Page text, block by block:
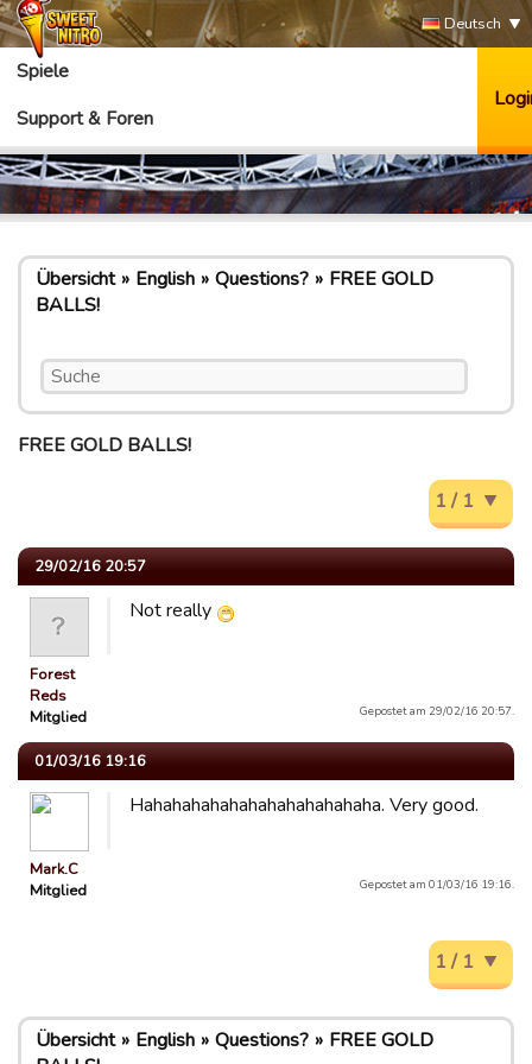
Deutsch
Spiele
Support & Foren
Übersicht English Questions?
FREE GOLD
BALLS!
FREE GOLD BALLS!
1 / 1
29/02/16 20:57
Forest
Reds
Mitglied
Not really
Gepostet am 29/02/16 20:57.
01/03/16 19:16
Mark.C
Mitglied
Hahahahahahahahahahahahaha. Very good.
Gepostet am 01/03/16 19:16.
1 / 1
Übersicht English Questions?
FREE GOLD